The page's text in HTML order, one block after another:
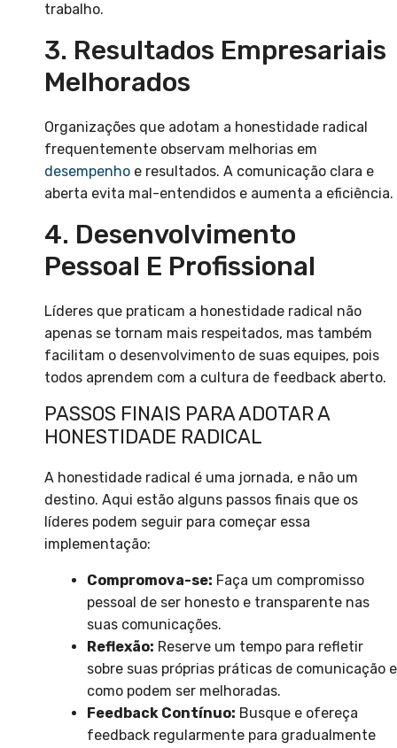
trabalho.
3. Resultados Empresariais
Melhorados
Organizações que adotam a honestidade radical
frequentemente observam melhorias em
desempenho e resultados. A comunicação clara e
aberta evita mal-entendidos e aumenta a eficiência.
4. Desenvolvimento
Pessoal E Profissional
Líderes que praticam a honestidade radical não
apenas se tornam mais respeitados, mas também
facilitam o desenvolvimento de suas equipes, pois
todos aprendem com a cultura de feedback aberto.
PASSOS FINAIS PARA ADOTAR A
HONESTIDADE RADICAL
A honestidade radical é uma jornada, e não um
destino. Aqui estão alguns passos finais que os
líderes podem seguir para começar essa
implementação:
Compromova-se: Faça um compromisso
pessoal de ser honesto e transparente nas
suas comunicações.
Reflexão: Reserve um tempo para refletir
sobre suas próprias práticas de comunicação e
como podem ser melhoradas.
Feedback Contínuo: Busque e ofereça
feedback regularmente para gradualmente